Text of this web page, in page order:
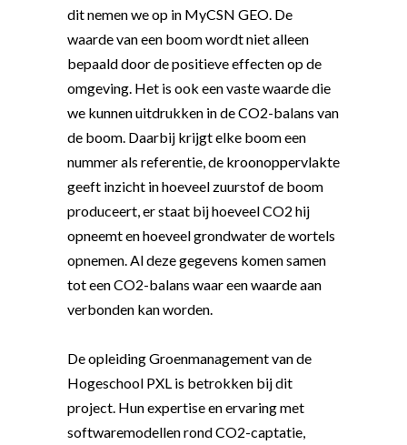
dit nemen we op in MyCSN GEO. De
waarde van een boom wordt niet alleen
bepaald door de positieve effecten op de
omgeving. Het is ook een vaste waarde die
we kunnen uitdrukken in de CO2-balans van
de boom. Daarbij krijgt elke boom een
nummer als referentie, de kroonoppervlakte
geeft inzicht in hoeveel zuurstof de boom
produceert, er staat bij hoeveel CO2 hij
opneemt en hoeveel grondwater de wortels
opnemen. Al deze gegevens komen samen
tot een CO2-balans waar een waarde aan
verbonden kan worden.
De opleiding Groenmanagement van de
Hogeschool PXL is betrokken bij dit
project. Hun expertise en ervaring met
softwaremodellen rond CO2-captatie,